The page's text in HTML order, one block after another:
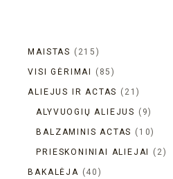
MAISTAS
215
VISI GĖRIMAI
85
ALIEJUS IR ACTAS
21
ALYVUOGIŲ ALIEJUS
9
BALZAMINIS ACTAS
10
PRIESKONINIAI ALIEJAI
2
BAKALĖJA
40